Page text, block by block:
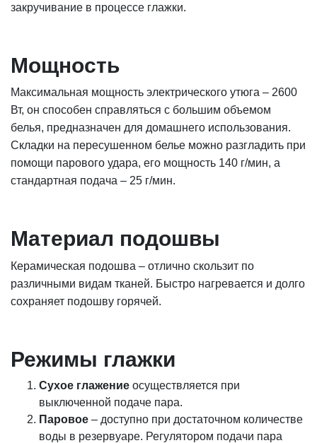
закручивание в процессе глажки.
Мощность
Максимальная мощность электрического утюга – 2600
Вт, он способен справляться с большим объемом
белья, предназначен для домашнего использования.
Складки на пересушенном белье можно разгладить при
помощи парового удара, его мощность 140 г/мин, а
стандартная подача – 25 г/мин.
Материал подошвы
Керамическая подошва – отлично скользит по
различными видам тканей. Быстро нагревается и долго
сохраняет подошву горячей.
Режимы глажки
Сухое глажение осуществляется при
выключенной подаче пара.
Паровое – доступно при достаточном количестве
воды в резервуаре. Регулятором подачи пара